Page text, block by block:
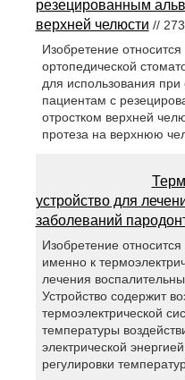
резецированным
верхней челюсти //
Изобретение
ортопедической
для использования
пациентам с
отростком верхней
протеза на верхнюю
устройство для
заболеваний
Изобретение
именно к
лечения
Устройство содержит
термоэлектрической
температуры
электрической
регулировки